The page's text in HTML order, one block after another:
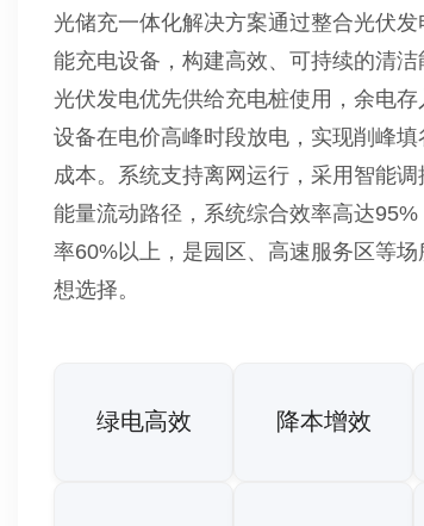
光储充一体化解决方案通过整合光伏
能充电设备，构建高效、可持续的清
光伏发电优先供给充电桩使用，余电
设备在电价高峰时段放电，实现削峰
成本。系统支持离网运行，采用智能
能量流动路径，系统综合效率高达95%
率60%以上，是园区、高速服务区等
想选择。
绿电高效 降本增效